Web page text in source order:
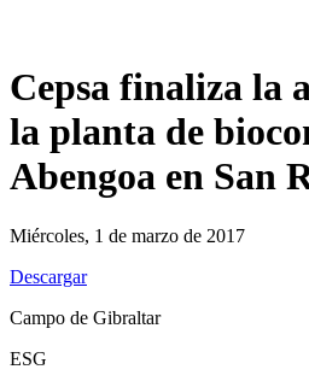
Cepsa finaliza la
la planta de
Abengoa en San
Miércoles, 1 de marzo de 2017
Descargar
Campo de Gibraltar
ESG